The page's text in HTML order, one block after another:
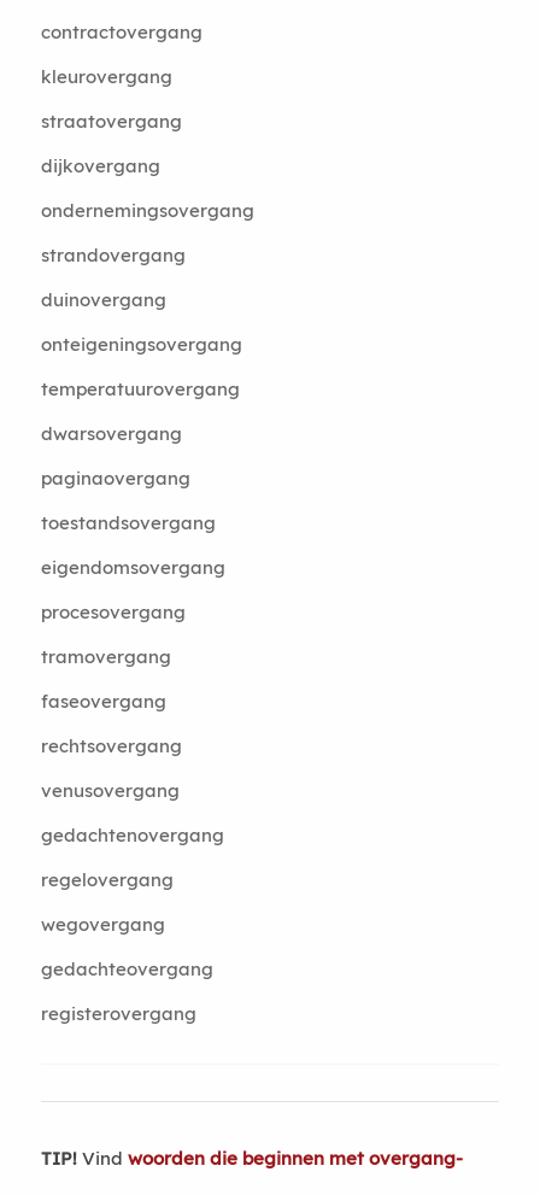
contractovergang
kleurovergang
straatovergang
dijkovergang
ondernemingsovergang
strandovergang
duinovergang
onteigeningsovergang
temperatuurovergang
dwarsovergang
paginaovergang
toestandsovergang
eigendomsovergang
procesovergang
tramovergang
faseovergang
rechtsovergang
venusovergang
gedachtenovergang
regelovergang
wegovergang
gedachteovergang
registerovergang
TIP!Vind woorden die beginnen met overgang-